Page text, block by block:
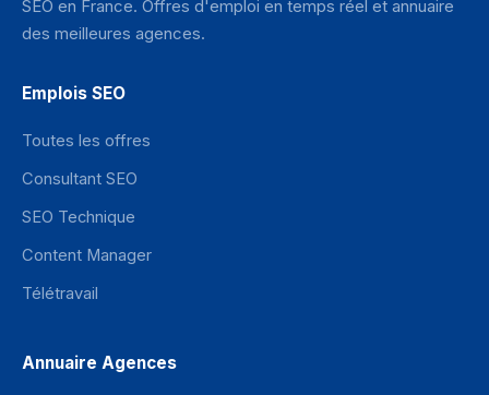
SEO en France. Offres d'emploi en temps réel et annuaire
des meilleures agences.
Emplois SEO
Toutes les offres
Consultant SEO
SEO Technique
Content Manager
Télétravail
Annuaire Agences